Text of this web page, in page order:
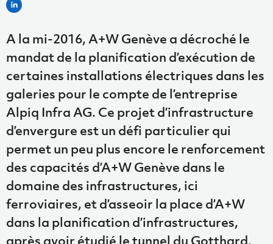
A la mi-2016, A+W Genève a décroché le
mandat de la planification d’exécution de
certaines installations électriques dans les
galeries pour le compte de l’entreprise
Alpiq Infra AG. Ce projet d’infrastructure
d’envergure est un défi particulier qui
permet un peu plus encore le renforcement
des capacités d’A+W Genève dans le
domaine des infrastructures, ici
ferroviaires, et d’asseoir la place d’A+W
dans la planification d’infrastructures,
après avoir étudié le tunnel du Gotthard.